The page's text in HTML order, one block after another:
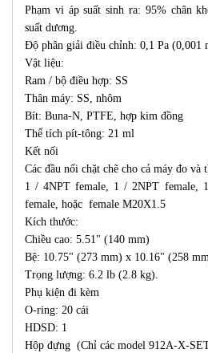
Phạm vi áp suất sinh ra: 95% chân
suất dương.
Độ phân giải điều chỉnh: 0,1 Pa (0,001
Vật liệu:
Ram / bộ điều hợp: SS
Thân máy: SS, nhôm
Bít: Buna-N, PTFE, hợp kim đồng
Thể tích pít-tông: 21 ml
Kết nối
Các đầu nối chặt chẽ cho cả máy đo và
1 / 4NPT female, 1 / 2NPT female,
female, hoặc female M20X1.5
Kích thước:
Chiều cao: 5.51" (140 mm)
Bệ: 10.75" (273 mm) x 10.16" (258
Trọng lượng: 6.2 lb (2.8 kg).
Phụ kiện đi kèm
O-ring: 20 cái
HDSD: 1
Hộp đựng (Chỉ các model 912A-X-